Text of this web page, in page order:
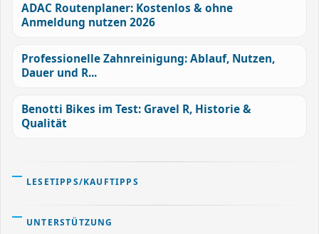
ADAC Routenplaner: Kostenlos & ohne
Anmeldung nutzen 2026
Professionelle Zahnreinigung: Ablauf, Nutzen,
Dauer und R...
Benotti Bikes im Test: Gravel R, Historie &
Qualität
LESETIPPS/KAUFTIPPS
UNTERSTÜTZUNG